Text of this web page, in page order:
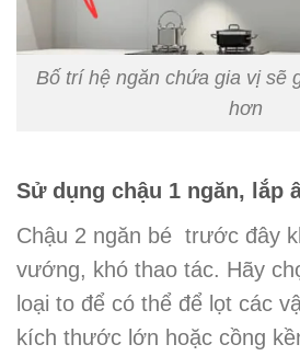
Bố trí hệ ngăn chứa gia vị sẽ
hơn
Sử dụng chậu 1 ngăn, lắp
Chậu 2 ngăn bé trước đây
vướng, khó thao tác. Hãy
loại to để có thể để lọt các
kích thước lớn hoặc cồng